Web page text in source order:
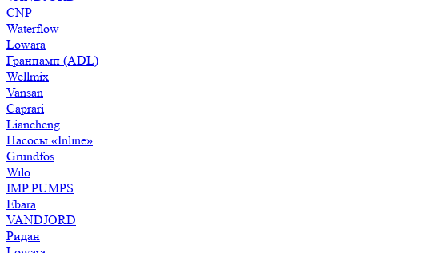
CNP
Waterflow
Lowara
Гранпамп (ADL)
Wellmix
Vansan
Caprari
Liancheng
Насосы «Inline»
Grundfos
Wilo
IMP PUMPS
Ebara
VANDJORD
Ридан